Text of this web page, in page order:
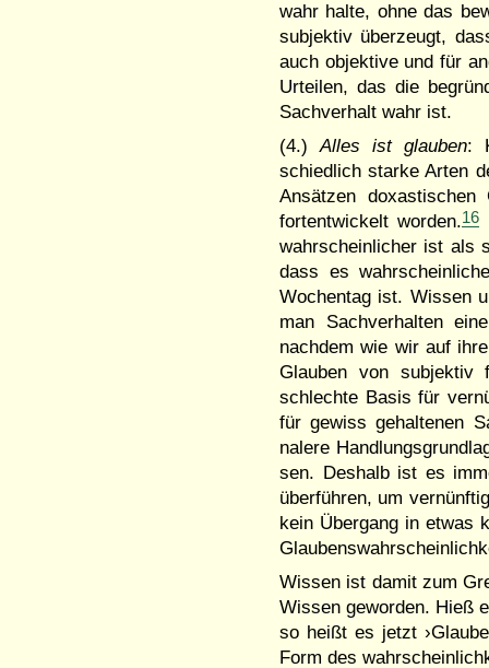
wahr halte, ohne das
subjektiv überzeugt,
auch objektive und für
Urteilen, das die
Sach­verhalt wahr ist.
(4.) Alles ist glauben:
schiedlich star­ke Arten
An­sätzen
fortent­­wickelt worden.16
wahrschein­licher ist als
dass es
Wochentag ist. Wissen
man Sachver­halten
nachdem wie wir auf
Glauben von sub­jektiv
schlechte Basis für
für gewiss gehalte­nen
nalere
sen. Des­halb ist es
über­führen, um
kein Übergang in et­was
Wissen ist damit zum
Wis­sen geworden. Hieß
so heißt es jetzt
Form des